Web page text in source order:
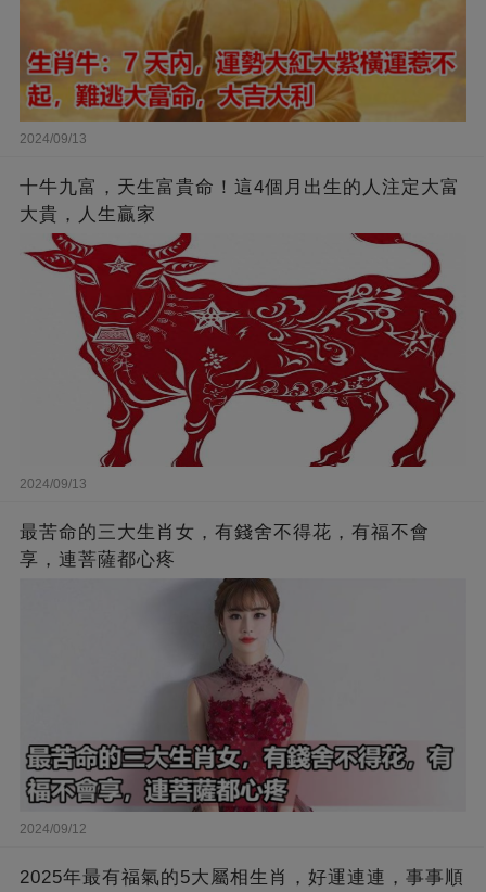
2024/09/13
十牛九富，天生富貴命！這4個月出生的人注定大富
大貴，人生贏家
2024/09/13
最苦命的三大生肖女，有錢舍不得花，有福不會
享，連菩薩都心疼
2024/09/12
2025年最有福氣的5大屬相生肖，好運連連，事事順